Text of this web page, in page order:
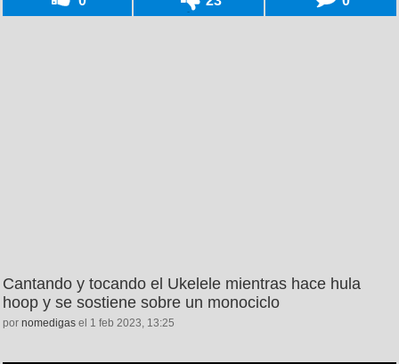
Cantando y tocando el Ukelele mientras hace hula
hoop y se sostiene sobre un monociclo
por nomedigas el 1 feb 2023, 13:25